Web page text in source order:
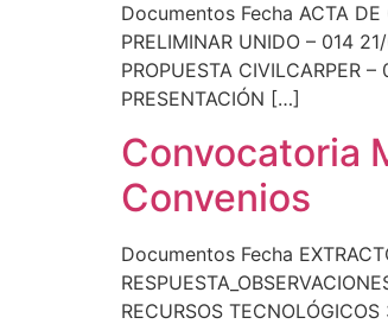
Documentos Fecha ACTA
PRELIMINAR UNIDO – 014
PROPUESTA CIVILCARPER
PRESENTACIÓN […]
Convocatoria
Convenios
Documentos Fecha
RECURSOS